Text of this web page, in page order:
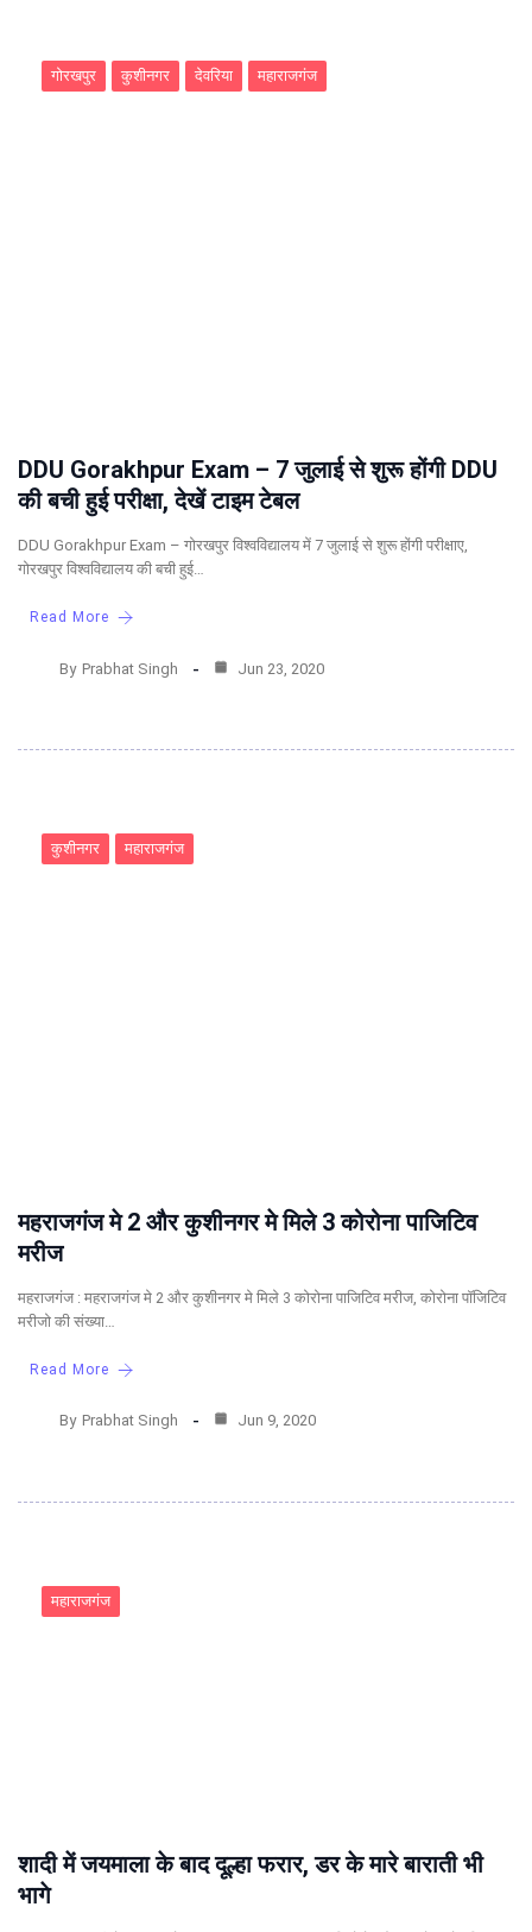
गोरखपुर कुशीनगर देवरिया महाराजगंज
DDU Gorakhpur Exam – 7 जुलाई से शुरू होंगी DDU
की बची हुई परीक्षा, देखें टाइम टेबल
DDU Gorakhpur Exam – गोरखपुर विश्वविद्यालय में 7 जुलाई से शुरू होंगी परीक्षाए,
गोरखपुर विश्वविद्यालय की बची हुई…
Read More
By Prabhat Singh Jun 23, 2020
कुशीनगर महाराजगंज
महराजगंज मे 2 और कुशीनगर मे मिले 3 कोरोना पाजिटिव
मरीज
महराजगंज : महराजगंज मे 2 और कुशीनगर मे मिले 3 कोरोना पाजिटिव मरीज, कोरोना पॉजिटिव
मरीजो की संख्या…
Read More
By Prabhat Singh Jun 9, 2020
महाराजगंज
शादी में जयमाला के बाद दूल्हा फरार, डर के मारे बाराती भी
भागे